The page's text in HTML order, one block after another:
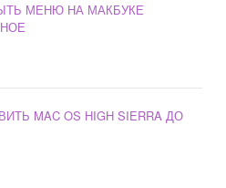
МЕНЮ НА МАКБУКЕ
MAC OS HIGH SIERRA ДО